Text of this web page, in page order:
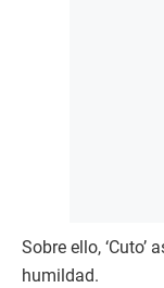
Sobre ello, ‘Cuto’
humildad.